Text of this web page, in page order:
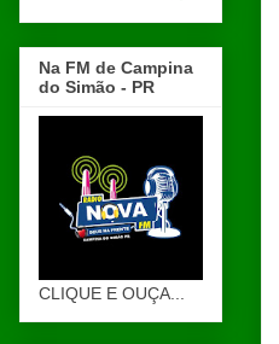
Na FM de Campina
do Simão - PR
CLIQUE E OUÇA...